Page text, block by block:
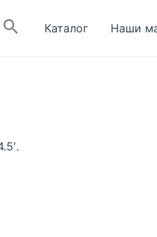
ПоискКаталог Наши